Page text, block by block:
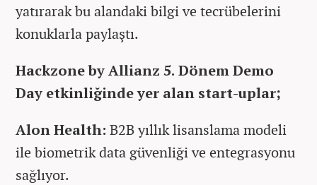
yatırarak bu alandaki bilgi ve tecrübelerini
konuklarla paylaştı.
Hackzone by Allianz 5. Dönem Demo
Day etkinliğinde yer alan start-uplar;
Alon Health: B2B yıllık lisanslama modeli
ile biometrik data güvenliği ve entegrasyonu
sağlıyor.